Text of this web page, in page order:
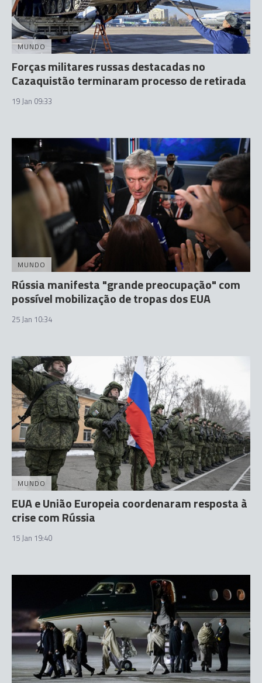
MUNDO
Forças militares russas destacadas no
Cazaquistão terminaram processo de retirada
19 Jan 09:33
MUNDO
Rússia manifesta "grande preocupação" com
possível mobilização de tropas dos EUA
25 Jan 10:34
MUNDO
EUA e União Europeia coordenaram resposta à
crise com Rússia
15 Jan 19:40